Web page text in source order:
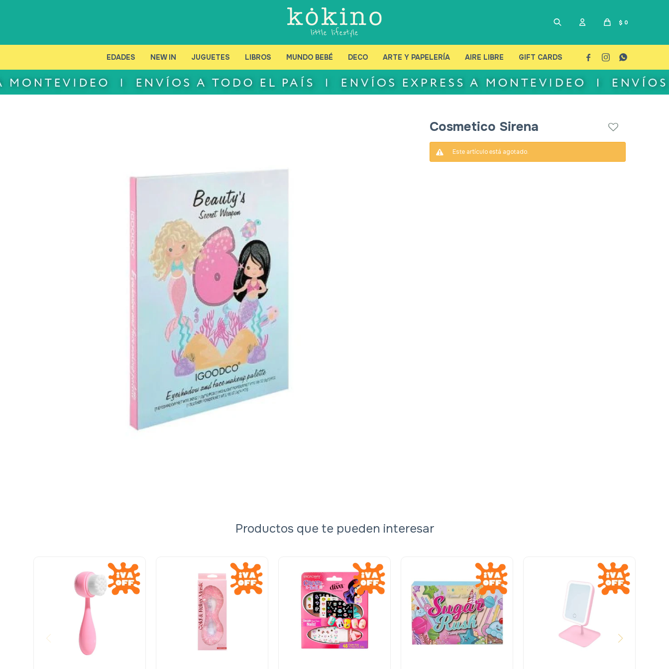
EDADES NEW IN JUGUETES LIBROS MUNDO BEBÉ DECO ARTE Y PAPELERÍA AIRE LIBRE GIFT CARDS
$ 0
  
Cosmetico Sirena
Este artículo está agotado.
Productos que te pueden interesar